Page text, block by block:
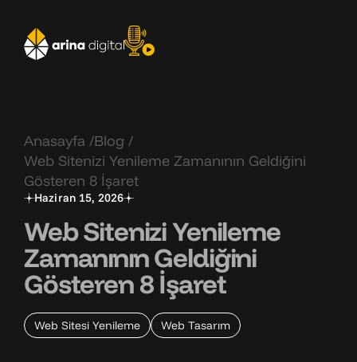
Anasayfa Blog
Web Sitenizi Yenileme Zamanının Geldiğini
Gösteren 8 İşaret
Haziran 15, 2026
Web SiteniziYenileme
Zamanının Geldiğini
Gösteren8 İşaret
Web Sitesi Yenileme Web Tasarım